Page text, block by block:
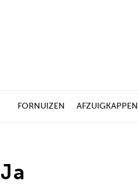
FORNUIZEN AFZUIGKAPPEN
Ja